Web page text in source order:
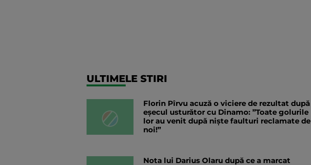
ULTIMELE STIRI
Florin Pîrvu acuză o viciere de rezultat după
eșecul usturător cu Dinamo: ”Toate golurile
lor au venit după niște faulturi reclamate de
noi!”
Nota lui Darius Olaru după ce a marcat